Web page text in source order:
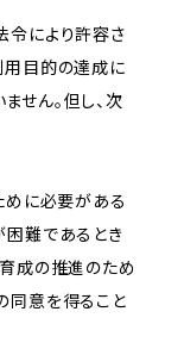
令により許容さ
用目的の達成に
せん。但し、次
めに必要がある
困難であるとき
成の推進のため
同意を得ること